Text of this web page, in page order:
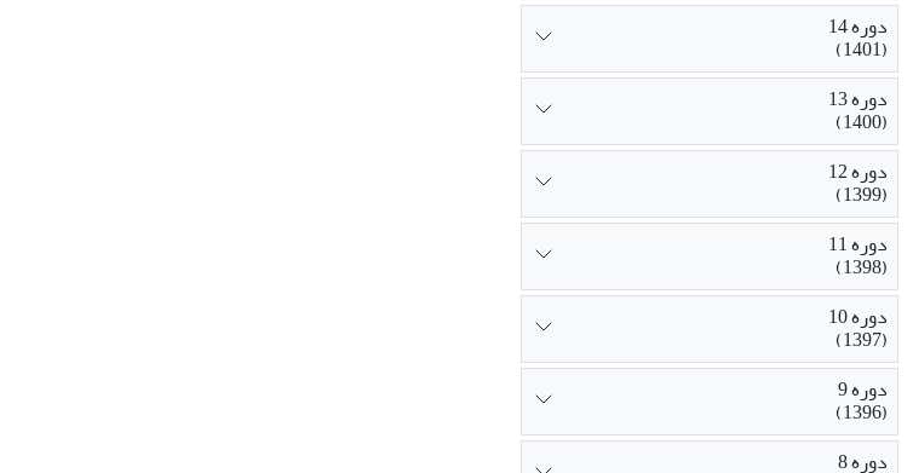
دوره 14
(1401)
دوره 13
(1400)
دوره 12
(1399)
دوره 11
(1398)
دوره 10
(1397)
دوره 9
(1396)
دوره 8